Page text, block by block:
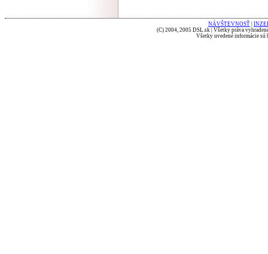
NÁVŠTEVNOSŤ
(C) 2004, 2005 DSL.sk | Všetky práva
Všetky uvedené informácie sú